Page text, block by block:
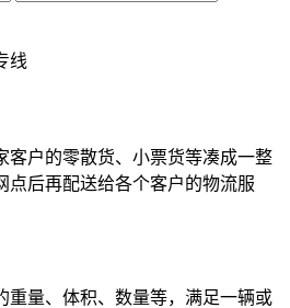
线
客户的零散货、小票货等凑成一整
点后再配送给各个客户的物流服
重量、体积、数量等，满足一辆或